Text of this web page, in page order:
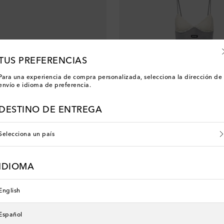
€ 1.815
original price
PREFERENCIAS
Para una experiencia de compra personalizada, selecciona la dirección de
e idioma de preferencia.
DESTINO DE ENTREGA
un país
IDIOMA
English
Español